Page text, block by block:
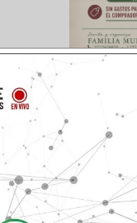
las
el
que
y
hoy
enero